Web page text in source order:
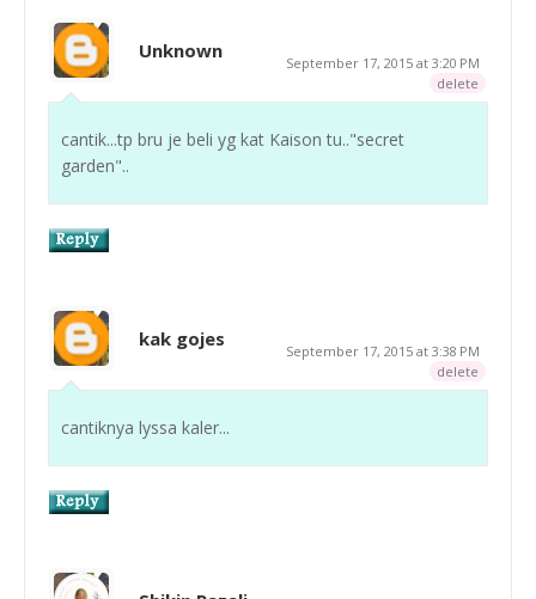
Unknown
September 17, 2015 at 3:20 PM
delete
cantik...tp bru je beli yg kat Kaison tu.."secret
garden"..
kak gojes
September 17, 2015 at 3:38 PM
delete
cantiknya lyssa kaler...